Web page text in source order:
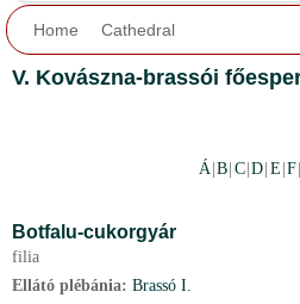
Home Cathedral
V. Kovászna-brassói
Á |B C |D E F
Botfalu-cukorgyár
filia
Ellátó plébánia: Brassó I.